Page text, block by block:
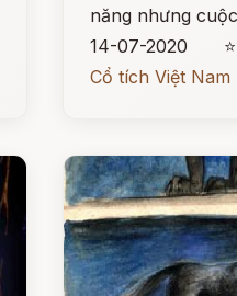
năng nhưng
14-07-2020
Cổ tích Việt Nam